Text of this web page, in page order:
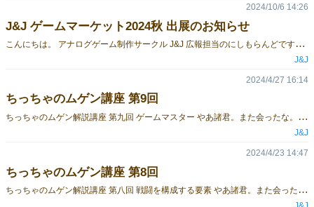
J&J ゲームマーケット2024秋 出展のお知らせ
こ
んにちは。 アナログゲーム制作サークル J&J 広報担当のにしもらんどです。 この度J&Jはゲムマ2024春に引き続き、 ゲームマーケット2024秋 土曜日に2回目の出展をする事になりました。 今回はオリジナルTRPGシステム 『育成RPG ムゲン』の拡張ルールブックを新たにご用意し、更に皆様の「具象力」の幅を広げられるようになりました。 ↓お品書き↓ 既刊 『育成RPG ムゲン』 基本ルールブック(サンプルシナリオ付き) ゲムマ限定予定価格：3000円 新刊『育成RPG ムゲン ドリームサクセサー』 拡張ルールブック(新作シナリオ付き) ゲムマ限定予定価格：2000円 ※本TRPGで遊ぶためには基本ルールブックが必須です。 必要なのはサイコロ2つ🎲🎲 そしてあなたの想像力 具象力！ この本を片手に、あなただけの『ムゲン』を育て、あなただけの物語を描いてください。 拡張ルールブックでは従来の ビースト種 ドラゴン種 プラント種 に加え、 ゴーレム種 ウィング種 ネイバー種が新たに登場！ 新スキルはもちろん、新システムである 《“夢”の継承》に関しても追加されています。 あなただけの『ムゲン』を育て、あなただけの物語を描く。そしてその“夢”は、また次へと継承されるのです。 TRPGにご興味ある方は是非、そしてまだTRPGをやった事がないよ！という方も是非お気軽にお立ち寄りください。 ゲームマーケット2024秋 11/16(土)の部 ぜひよろしくお願いします！！！
2024/10/6 14:26
J&J
ちっちゃのムゲン講座 第9回
ち
っちゃのムゲン解説講座 第九回 ゲームマスター やあ諸君。また会ったな。 私はちっちゃ。“百獣の王”になるムゲンだ。 ゲームマーケット当日だな。ブースに来てくれた方は私の勇姿をご覧いただけただろうか。 今回は、物語の進行役『ゲームマスター』のマスタリングについて説明するぞ。 ～ ①シナリオの準備 ～ ゲームマスター(以下GM)は、まずシナリオの準備をしなければならない。 とはいえ、他のTRPGほど凝ったシナリオを特別用意する必要はない。 以前、『セッションの進行』について解説した時のことを思い出してほしいのだが、 セッションの半分は、プレイヤー(以下PL)のムゲンの育成によって構成されているからだ。 GMは、PLが行う育成と育成の合間にイベントを配置していくだけだ。 物語における、キャラクター同士の対話や、戦闘を行う場面などを演出すればいい。 イベントは毎回必ず行う必要はなく、GMのシナリオに合わせて設定するといいだろう。 また、『育成RPG ムゲン』は、ムゲンの育成と、彼らとの絆を描く物語を演出することに重点を置いている。 GMはPLたちが楽しめる舞台を用意すればいいのであって、物語における全てを手中に収める必要はない。 イベントをあまり設けずに、サクサクと育成を楽しむもアリだろう。 場合によっては、1回のセッションがあっという間に終わることもある。 そんな時は、もっと育成を先に進めたいというPLの想いに応え、続けてセッションを行うのもアリだぞ。 内容の濃い1話をじっくり楽しむもよし、気軽に連続したセッションを楽しむもよし。 共に卓を囲む仲間が皆楽しめる遊び方を選べばいい。 また、サンプルシナリオを3本掲載しており、すぐに遊ぶこともできるぞ。 製作者のシナリオを遊んだり、参考にしていただけたりすれば幸いだ。 シナリオを自作したいというGMは、『セッションの進行』の回で解説した、 各イベントにおける方針についても、合わせて確認していただければと思う。 ～ ②エネミーの準備 ～ GMが物語を演出するために用意した、PLたちの前に立ちはだかるNPCのことを『エネミー』というぞ。 エネミーには戦闘を行うためのデータがあり、GMはこれを準備する必要があるぞ。 エネミーには“ランク”という、そのエネミーの強さを表すステータスがある。 PLの育成期間に見合ったランクのエネミーを準備すべきだな。 また、その物語におけるエネミーの特殊性を演出するための、エネミー専用のスキルも存在する。 GMはこうしたスキルを任意でエネミーに習得させることができるが、バランスを考える必要があるな。 シナリオ同様、サンプルのエネミーも掲載されているぞ。 PL側で育成がしたかったと後悔したムゲンが何匹いたことか… エネミースキルを習得させるなどアレンジし、是非登場させてくれ。 さて、GMはセッション中、PLが楽しそうに育成を行っている時、管理する立場として育成を確認するだけ…。 大抵の場合、GMはこの苦痛に耐えられなくなる。 そこで、お伝えしたいことがある。 “GMはエネミーを育成することができる”(強調) そう。PLにぶつけるエネミーは準備するだけではない。なんとセッション中に育成することもできるのだ！！ 詳細は省かせてもらうが、PLの真横でニタニタしながらエネミーを育成し、圧をかけるのも一興だ。 GMも育成を楽しんでくれたまえ。 ～ ③『これからよろしく』 ～ ゲームの進行役として、GMにはある程度世界観やルールを把握してほしいのだが、 いきなりそれら全てを理解することは難しいだろう。 そこで、1つ目のサンプルシナリオ『これからよろしく』を読んでいただきたい。 育成や戦闘の方法を、遊びながら覚えることができるチュートリアル用シナリオとなっているぞ！ また、GMが本シナリオを円滑に進行できるように、NPCの台詞も多く用意させてもらった。 ぜひ一度、とりあえず一回、気軽に遊んでみてはいかがだろうか？ さて、今回もこのくらいにしておこう。 ゲームマーケット当日を過ぎても、このコーナーは更新があるかもしれない。 気になること、解説してほしいことなどあれば、是非ご意見いただきたい。 では諸君、ムゲンの世界を存分に楽しんでくれたまえ。さらばだ！！ ～ 終 ～
2024/4/27 16:14
J&J
ちっちゃのムゲン講座 第8回
ち
っちゃのムゲン解説講座 第八回 戦闘を構成する要素 やあ諸君。また会ったな。 私はちっちゃ。“百獣の王”になるムゲンだ。 今回は、『戦闘を構成する要素』を、広く浅く解説していくぞ。 自分に合った戦い方、それに合った育て方を、今からイメージしてみるといいぞ。 ～ ①能力値とダメージ種別 ～ 戦闘において重要な、6つのステータスのことだ。 ・『体力』…いわゆるHP。疲労にも強くなり、育てやすくなる。 ・『筋力』…物理攻撃スキルのダメージを増やす。 ・『防御』…物理攻撃スキルのダメージを減らす。 ・『知力』…特殊攻撃スキルのダメージを増やす。 ・『抵抗』…特殊攻撃スキルのダメージを減らす。 ・『瞬発』…いわゆる素早さ。行動順や命中、回避に影響する。 これらの能力値の育成と、種族や属性の傾向、そしてスキルの習得を組み合わせを考え、 各々の戦い方を編み出していくわけだ。 さて、『物理』と『特殊』という、２つのダメージの区分についても解説しよう。 物理攻撃は、殴ったり、爪で切り裂いたり、そういった直接的な攻撃のことだ。 特殊攻撃は、炎を吐いたり、雷を放ったり、不可思議な現象を具象力によって引き起こす攻撃のことだ。 この物理と特殊の、どちらに寄せて育てるか、というのが、悩ましくもあり、楽しみでもある。 まず、物理方面については、筋力や防御は育成によって伸ばしやすい傾向がある。 装備や戦闘におけるポジションによって、ダメージも変化しやすいぞ。 一方で、知力や抵抗は育てるのが難しいが、これらの能力値は後々状態異常についても影響してくる。 特殊攻撃は属性をもっている場合が多く、属性相性が適用されやすいが、消費する具象力が多くなりがちだ。 ～ ②ポジションや戦況、状態異常など ～ 戦闘を構成するのは単なる攻撃とダメージだけではない。 ここではそうした要素について、いくつか紹介したいと思う。 まずはポジションだ。 前衛にいると、与える物理ダメージが増えるぞ。 一方で、後衛に下がっていれば、物理ダメージが減らせる。 物理攻撃を主軸に戦うキャラクターでなければ、後衛にいた方がいいだろう。 ただし、同じポジションに集まっていると範囲攻撃の標的にされやすいので、ほどよく分散した方が無難だ。 ちなみに飛行状態のキャラクターは、地上にいる敵に対して、これらの補正を両方得ることができるぞ。 次に戦況だな。 ムゲンの具象力によって、天候や戦いの場そのものが変化(したように認識)することもある。 〈晴天〉や〈水中〉といった戦況があるぞ。 最後に状態異常についてだ。 〈毒〉や〈呪い〉といった状態異常になると、戦闘中の行動に悪影響が出てしまうぞ。 スキルが強力になってくると、こうした状態異常を治すのにも苦労することになるな。 他にも、サイズ差による影響や、疲労による影響、 そしてもちろん属性相性など、戦闘において様々な工夫を施すことができるぞ！ ～ ③各属性や種族の傾向について ～ 今から、どんなムゲンを育てようかと具象力を高めている“刻む者”諸君もいることだろう。 そんな君たちのために、各属性や種族の戦闘における傾向を、代表的な初歩のスキルと共に解説しよう。 「本を買ってからのお楽しみ」と言いたいところだが、特別だぞ？ 歓喜し、感謝するといい！ …まあ実のところ、まだ解説してない用語が所々にあるのだがね。 ＜属性＞ ・光：HP回復なら任せて！ スキル例：『ここに光を』 CP:1/A/単体/光:回復 HP回復。回復量に+[TL]。 ・火：うおぉｯ！攻撃攻撃攻撃！！ スキル例：『ファイア！』 CP:1/A/単体/火:特殊 攻撃。ダメージに+[TL]。 ・土：位置取りを、見定めよ。 スキル例：『大地の盾』 CP:2/R/単体/土:- ダメージを-[TL×2]。自身のポジションが後衛の時、さらにダメージを-5。 ・金：かったい。 スキル例：『鉄壁』 -/常時/自身/-:- 『防御』の効果中、減衰値に加える親愛力のダイスの出目に+2する。 ・風：瞬発操作はお手の物。 スキル例：『烈風』 CP:2/A/単体/風:特殊 攻撃。ダメージに+[TL]。ダメージを与えた後、1ラウンドの間、対象のSを-5として扱う。 ・木：状態異常の回復もできるよ。 スキル例：『浄化の緑』 CP:1/A/単体/木:- 対象の状態異常を全て回復する。解除難易度が設定されている場合は回復できない。 ・氷：急所を狙う…！ スキル例：『雪華』 CP:2/A/単体/氷:特殊 攻撃。ダメージに+[TL]し、会心値を-1。 ・水：戦況を利用した戦略をご覧あれ！ スキル例：『蒼き世界の住人』 -/常時/自身/-:- 〈雨天〉〈水中〉のデメリットを受けない。 ・雷：まとめてシビれな！ スキル例：『サンダー』 CP:2/A/ポジション/雷:特殊 攻撃。ダメージに+[TL]。 ・闇：想い通りになどさせん。 スキル例：『負の認識』 CP:1/A/単体/闇:- 〈呪い〉を与える。TLが6以上の時、解除難易度を設定する。 ＜種族＞ ・ビースト：物理攻撃が得意。味方のサポートなどもできる。 スキル例：『ビーストライク』 CP:0/A/単体/無:物理 攻撃。ダメージに+[TL]し、会心値を-1。 スキル例：『ブレイブハウンド』 CP:1/A/単体/-:- 3ラウンドの間、対象が与える物理ダメージを+5。 ・ドラゴン：とにかく能力値が高い。属性を扱うのも得意。 スキル例：『ドラゴアタック』 CP:1/A/単体/所有:物理 攻撃。ダメージに+[TL]。 スキル例：『鏡守』 CP:1/R/自身/所有:- 特殊ダメージを-[TL+5]。さらに通常の属性相性に加え、攻撃側の〈A〉スキルの属性を能動側、このスキルの属性を受動側とした属性相性を適用する。(×の時は-10として扱う。) ・プラント：体力が高く、育てやすい。じっくりと戦うのが得意。 スキル例：『ポイズンパウダー』 CP:2/A/ポジション/木:- 〈毒〉を与える。TLが6以上の時、解除難易度を設定する。 スキル例：『光合成』 -/常時/自身/-:- 戦況が〈晴天〉の時、エンドフェイズに現在HPが[TL]回復。 さて、今回もこのくらいにしておこう。 いかがだっただろうか？君たちの具象力を高める一助となれば幸いだ。 いよいよ4月下旬だな。ゲームマーケット当日、4/27(土)にもこのコーナーは更新するぞ。 次回は、物語の進行役『ゲームマスター』について解説しよう。 では諸君、 ゲームマーケット土曜日【M63】で待っているぞ。さらばだ！！ ～ 終 ～
2024/4/23 14:47